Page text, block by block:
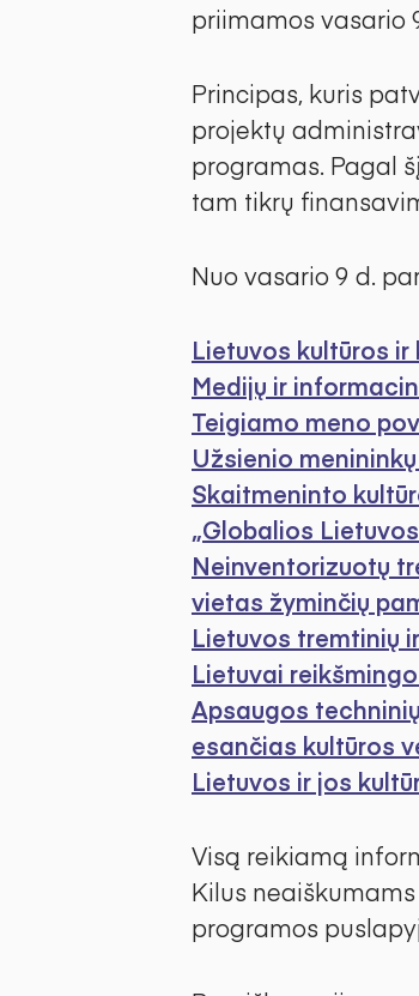
priimamos vasario
Principas, kuris
projektų
programas. Pagal
tam tikrų
Nuo vasario 9 d.
Lietuvos kultūros
Medijų ir
Teigiamo meno
Užsienio
Skaitmeninto
„Globalios
Neinventorizuotų
vietas žyminčių
Lietuvos tremtinių
Lietuvai
Apsaugos
esančias kultūros
Lietuvos ir jos
Visą reikiamą
Kilus
programos